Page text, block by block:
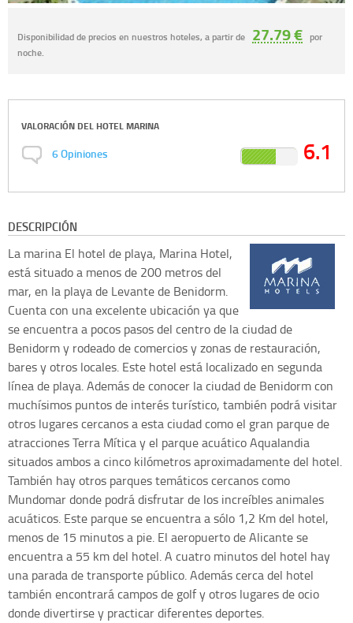
Disponibilidad de precios en nuestros hoteles, a partir de 27.79 € por
noche.
VALORACIÓN DEL HOTEL MARINA
6Opiniones 6.1
DESCRIPCIÓN
La marina El hotel de playa, Marina Hotel,
está situado a menos de 200 metros del
mar, en la playa de Levante de Benidorm.
Cuenta con una excelente ubicación ya que
se encuentra a pocos pasos del centro de la ciudad de
Benidorm y rodeado de comercios y zonas de restauración,
bares y otros locales. Este hotel está localizado en segunda
línea de playa. Además de conocer la ciudad de Benidorm con
muchísimos puntos de interés turístico, también podrá visitar
otros lugares cercanos a esta ciudad como el gran parque de
atracciones Terra Mítica y el parque acuático Aqualandia
situados ambos a cinco kilómetros aproximadamente del hotel.
También hay otros parques temáticos cercanos como
Mundomar donde podrá disfrutar de los increíbles animales
acuáticos. Este parque se encuentra a sólo 1,2 Km del hotel,
menos de 15 minutos a pie. El aeropuerto de Alicante se
encuentra a 55 km del hotel. A cuatro minutos del hotel hay
una parada de transporte público. Además cerca del hotel
también encontrará campos de golf y otros lugares de ocio
donde divertirse y practicar diferentes deportes.